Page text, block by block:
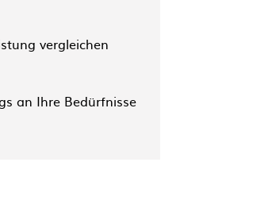
vergleichen
an Ihre Bedürfnisse